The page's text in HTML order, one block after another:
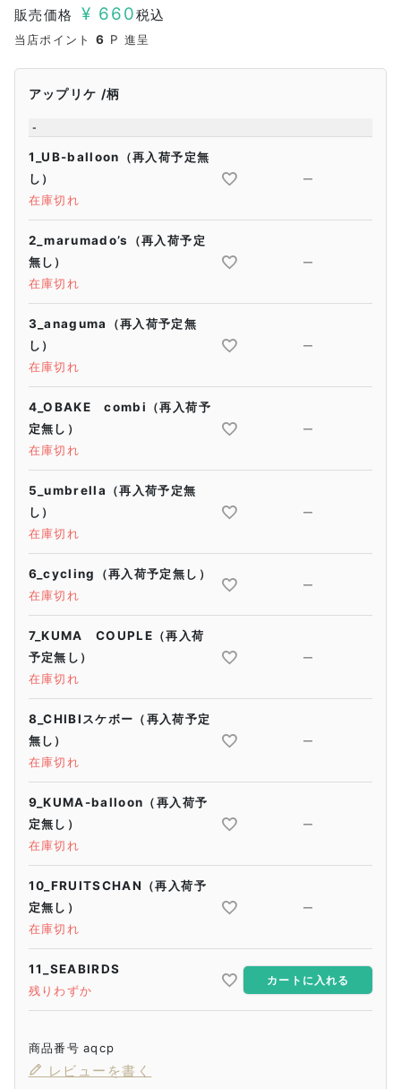
販売価格 ¥ 660税込
当店ポイント 6 P 進呈
アップリケ 柄
-
1_UB-balloon（再入荷予定無
し）
在庫切れ
—
2_marumado’s（再入荷予定
無し）
在庫切れ
—
3_anaguma（再入荷予定無
し）
在庫切れ
—
4_OBAKE combi（再入荷予
定無し）
在庫切れ
—
5_umbrella（再入荷予定無
し）
在庫切れ
—
6_cycling（再入荷予定無し）
在庫切れ
—
7_KUMA COUPLE（再入荷
予定無し）
在庫切れ
—
8_CHIBIスケボー（再入荷予定
無し）
在庫切れ
—
9_KUMA-balloon（再入荷予
定無し）
在庫切れ
—
10_FRUITSCHAN（再入荷予
定無し）
在庫切れ
—
11_SEABIRDS
残りわずか
カートに入れる
商品番号 aqcp
レビューを書く